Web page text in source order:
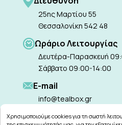
25ης Μαρτίου 55
Θεσσαλονίκη 542 48
Ωράριο Λειτουργίας
Δευτέρα-Παρασκευή
Σάββατο 09:00-14:00
Ε-mail
info@tealbox.gr
Χρησιμοποιούμε cookies για τη σωστή